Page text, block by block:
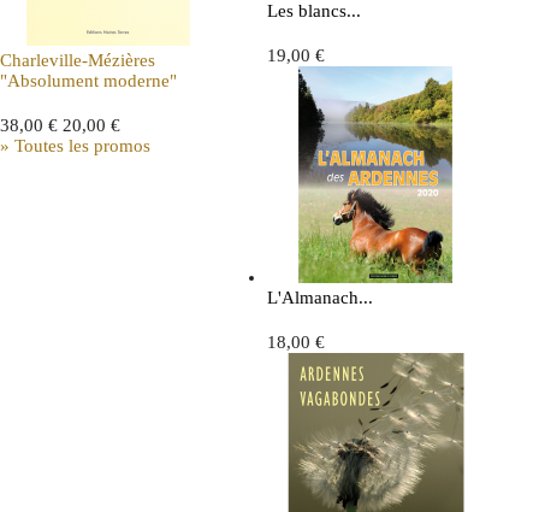
Charleville-Mézières
"Absolument moderne"
38,00 € 20,00 €
» Toutes les promos
Les blancs...
19,00 €
L'Almanach...
18,00 €